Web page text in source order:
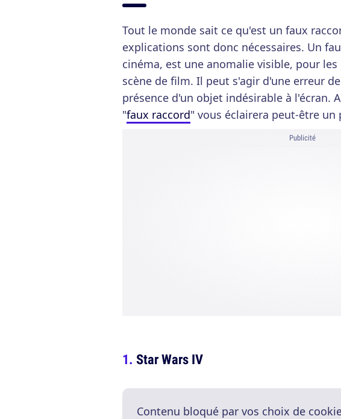
Tout le monde sait ce qu'est un faux
explications sont donc nécessaires. Un
cinéma, est une anomalie visible, pour
scène de film. Il peut s'agir d'une erreur
présence d'un objet indésirable à l'écran.
"faux raccord" vous éclairera peut-être un
Publicité
Star Wars IV
Contenu bloqué par vos choix de